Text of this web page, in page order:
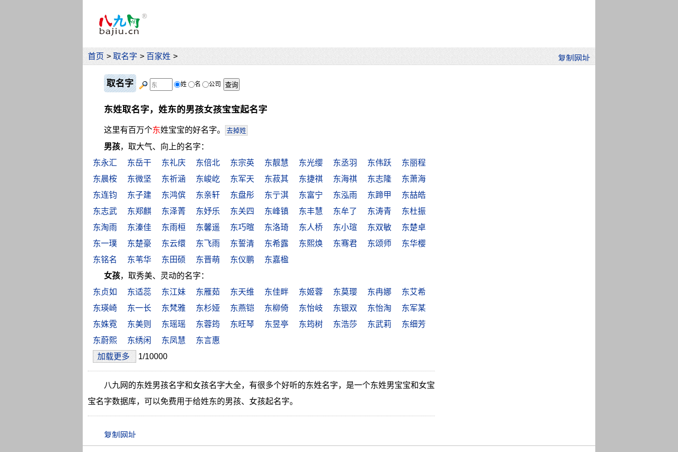
首页 > 取名字 > 百家姓 >
取名字 姓 名 公司
东姓取名字，姓东的男孩女孩宝宝起名字
这里有百万个东姓宝宝的好名字。 去掉姓
男孩，取大气、向上的名字：
东永汇
东岳干 东礼庆 东倍北 东宗英 东靓慧 东光缨 东丞羽 东伟跃
东丽程
东晨桉
东微坚 东祈涵 东峻屹 东军天 东菽其 东捷祺 东海祺 东志隆
东萧海
东连钧
东子建 东鸿傧 东亲轩 东盘彤 东亍淇 东富宁 东泓雨 东蹄甲
东喆皓
东志武
东郑麒 东泽菁 东妤乐 东关四 东峰镇 东丰慧 东牟了 东涛青
东杜振
东淘雨
东溱佳 东雨桓 东馨遥 东巧暄 东洛琦 东人桥 东小瑄 东双敏
东楚卓
东一璞
东楚豪 东云缳 东飞雨 东誓清 东希露 东熙焕 东骞君 东颂师
东华樱
东铭名
东苇华 东田硕 东晋萌 东仪鹏
东嘉楹
女孩，取秀美、灵动的名字：
东贞如
东适蕊 东江妹 东雁茹 东天维 东佳畔 东姬蓉 东莫璎 东冉娜
东艾希
东瑛崎
东一长 东梵雅 东杉娅 东燕铠 东柳倚 东怡岐 东银双 东怡淘
东军某
东姝霓
东美则 东瑶瑶 东蓉筠 东旺琴 东昱亭 东筠树 东浩莎 东武莉
东细芳
东蔚熙
东绣闲 东凤慧
东言惠
加载更多
1/10000
八九网的东姓男孩名字和女孩名字大全，有很多个好听的东姓名字，是一个东姓男宝宝和女宝
宝名字数据库，可以免费用于给姓东的男孩、女孩起名字。